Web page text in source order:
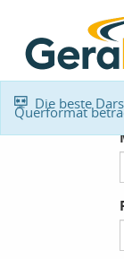
Die beste
Querformat